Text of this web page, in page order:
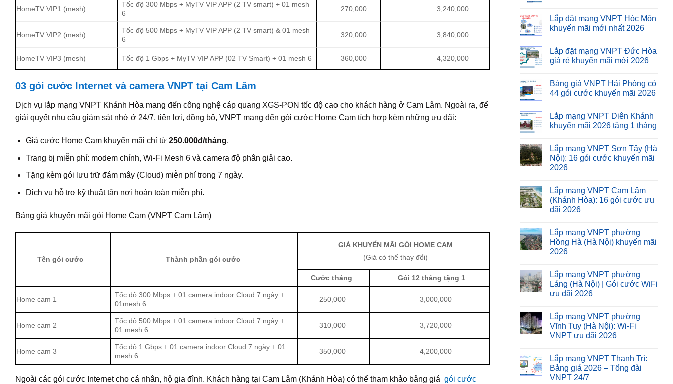
HomeTV VIP1 (mesh)
Tốc độ 300 Mbps + MyTV VIP APP (2 TV smart) + 01 mesh
6
270,000 3,240,000
HomeTV VIP2 (mesh)
Tốc độ 500 Mbps + MyTV VIP APP (2 TV smart) & 01 mesh
6
320,000 3,840,000
HomeTV VIP3 (mesh) Tốc độ 1 Gbps + MyTV VIP APP (02 TV Smart) + 01 mesh 6 360,000 4,320,000
03 gói cước Internet và camera VNPT tại Cam Lâm
Dịch vụ lắp mạng VNPT Khánh Hòa mang đến công nghệ cáp quang XGS-PON tốc độ cao cho khách hàng ở Cam Lâm. Ngoài ra, để
giải quyết nhu cầu giám sát nhờ ở 24/7, tiện lợi, đồng bộ, VNPT mang đến gói cước Home Cam tích hợp kèm những ưu đãi:
Giá cước Home Cam khuyến mãi chỉ từ 250.000đ/tháng.
Trang bị miễn phí: modem chính, Wi-Fi Mesh 6 và camera độ phân giải cao.
Tặng kèm gói lưu trữ đám mây (Cloud) miễn phí trong 7 ngày.
Dịch vụ hỗ trợ kỹ thuật tận nơi hoàn toàn miễn phí.
Bảng giá khuyến mãi gói Home Cam (VNPT Cam Lâm)
Tên gói cước Thành phần gói cước
GIÁ KHUYẾN MÃI GÓI HOME CAM
(Giá có thể thay đổi)
Cước tháng Gói 12 tháng tặng 1
Home cam 1
Tốc độ 300 Mbps + 01 camera indoor Cloud 7 ngày +
01mesh 6
250,000 3,000,000
Home cam 2
Tốc độ 500 Mbps + 01 camera indoor Cloud 7 ngày +
01 mesh 6
310,000 3,720,000
Home cam 3
Tốc độ 1 Gbps + 01 camera indoor Cloud 7 ngày + 01
mesh 6
350,000 4,200,000
Ngoài các gói cước Internet cho cá nhân, hộ gia đình. Khách hàng tại Cam Lâm (Khánh Hòa) có thể tham khảo bảng giá gói cước
Lắp đặt mạng VNPT Hóc Môn
khuyến mãi mới nhất 2026
Lắp đặt mạng VNPT Đức Hòa
giá rẻ khuyến mãi mới 2026
Bảng giá VNPT Hải Phòng có
44 gói cước khuyến mãi 2026
Lắp mạng VNPT Diên Khánh
khuyến mãi 2026 tặng 1 tháng
Lắp mạng VNPT Sơn Tây (Hà
Nội): 16 gói cước khuyến mãi
2026
Lắp mạng VNPT Cam Lâm
(Khánh Hòa): 16 gói cước ưu
đãi 2026
Lắp mạng VNPT phường
Hồng Hà (Hà Nội) khuyến mãi
2026
Lắp mạng VNPT phường
Láng (Hà Nội) | Gói cước WiFi
ưu đãi 2026
Lắp mạng VNPT phường
Vĩnh Tuy (Hà Nội): Wi-Fi
VNPT ưu đãi 2026
Lắp mạng VNPT Thanh Trì:
Bảng giá 2026 – Tổng đài
VNPT 24/7